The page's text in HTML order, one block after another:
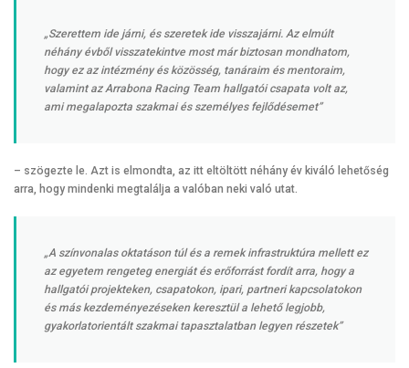
„Szerettem ide járni, és szeretek ide visszajárni. Az elmúlt
néhány évből visszatekintve most már biztosan mondhatom,
hogy ez az intézmény és közösség, tanáraim és mentoraim,
valamint az Arrabona Racing Team hallgatói csapata volt az,
ami megalapozta szakmai és személyes fejlődésemet”
– szögezte le. Azt is elmondta, az itt eltöltött néhány év kiváló lehetőség
arra, hogy mindenki megtalálja a valóban neki való utat.
„A színvonalas oktatáson túl és a remek infrastruktúra mellett ez
az egyetem rengeteg energiát és erőforrást fordít arra, hogy a
hallgatói projekteken, csapatokon, ipari, partneri kapcsolatokon
és más kezdeményezéseken keresztül a lehető legjobb,
gyakorlatorientált szakmai tapasztalatban legyen részetek”